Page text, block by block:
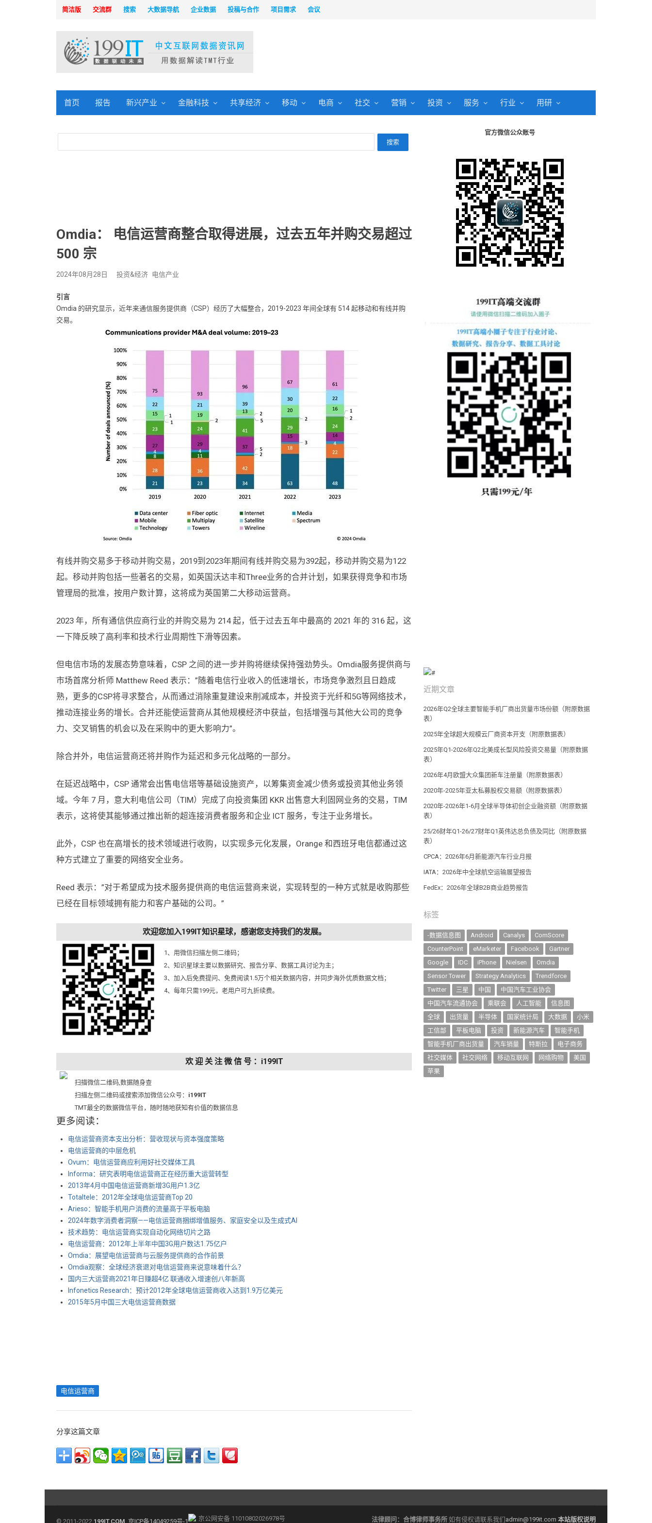
简洁版 交流群 搜索 大数据导航 企业数据 投稿与合作 项目需求 会议
首页 报告 新兴产业 金融科技 共享经济 移动 电商 社交 营销 投资 服务 行业 用研
Omdia： 电信运营商整合取得进展，过去五年并购交易超过
500 宗
2024年08月28日 投资&经济 电信产业
引言
Omdia 的研究显示，近年来通信服务提供商（CSP）经历了大幅整合，2019-2023 年间全球有 514 起移动和有线并购
交易。
有线并购交易多于移动并购交易，2019到2023年期间有线并购交易为392起，移动并购交易为122
起。移动并购包括一些著名的交易，如英国沃达丰和Three业务的合并计划，如果获得竞争和市场
管理局的批准，按用户数计算，这将成为英国第二大移动运营商。
2023 年，所有通信供应商行业的并购交易为 214 起，低于过去五年中最高的 2021 年的 316 起，这
一下降反映了高利率和技术行业周期性下滑等因素。
但电信市场的发展态势意味着，CSP 之间的进一步并购将继续保持强劲势头。Omdia服务提供商与
市场首席分析师 Matthew Reed 表示：”随着电信行业收入的低速增长，市场竞争激烈且日趋成
熟，更多的CSP将寻求整合，从而通过消除重复建设来削减成本，并投资于光纤和5G等网络技术，
推动连接业务的增长。合并还能使运营商从其他规模经济中获益，包括增强与其他大公司的竞争
力、交叉销售的机会以及在采购中的更大影响力”。
除合并外，电信运营商还将并购作为延迟和多元化战略的一部分。
在延迟战略中，CSP 通常会出售电信塔等基础设施资产，以筹集资金减少债务或投资其他业务领
域。今年 7 月，意大利电信公司（TIM）完成了向投资集团 KKR 出售意大利固网业务的交易，TIM
表示，这将使其能够通过推出新的超连接消费者服务和企业 ICT 服务，专注于业务增长。
此外，CSP 也在高增长的技术领域进行收购，以实现多元化发展，Orange 和西班牙电信都通过这
种方式建立了重要的网络安全业务。
Reed 表示：”对于希望成为技术服务提供商的电信运营商来说，实现转型的一种方式就是收购那些
已经在目标领域拥有能力和客户基础的公司。”
欢迎您加入199IT知识星球，感谢您支持我们的发展。
1、用微信扫描左侧二维码；
2、知识星球主要以数据研究、报告分享、数据工具讨论为主；
3、加入后免费提问、免费阅读1.5万个相关数据内容，并同步海外优质数据文档；
4、每年只需199元，老用户可九折续费。
欢 迎 关 注 微 信 号 ：i199IT
扫描微信二维码,数据随身查
扫描左侧二维码或搜索添加微信公众号： i199IT
TMT最全的数据微信平台，随时随地获知有价值的数据信息
更多阅读：
电信运营商资本支出分析：营收现状与资本强度策略
电信运营商的中层危机
Ovum：电信运营商应利用好社交媒体工具
Informa：研究表明电信运营商正在经历重大运营转型
2013年4月中国电信运营商新增3G用户1.3亿
Totaltele：2012年全球电信运营商Top 20
Arieso：智能手机用户消费的流量高于平板电脑
2024年数字消费者洞察——电信运营商捆绑增值服务、家庭安全以及生成式AI
技术趋势：电信运营商实现自动化网络切片之路
电信运营商：2012年上半年中国3G用户数达1.75亿户
Omdia：展望电信运营商与云服务提供商的合作前景
Omdia观察：全球经济衰退对电信运营商来说意味着什么？
国内三大运营商2021年日赚超4亿 联通收入增速创八年新高
Infonetics Research：预计2012年全球电信运营商收入达到1.9万亿美元
2015年5月中国三大电信运营商数据
电信运营商
分享这篇文章
官方微信公众账号
近期文章
2026年Q2全球主要智能手机厂商出货量市场份额（附原数据
表） ​​​
2025年全球超大规模云厂商资本开支（附原数据表） ​​​
2025年Q1-2026年Q2北美成长型风险投资交易量（附原数据
表） ​​​
2026年4月欧盟大众集团新车注册量（附原数据表） ​​​
2020年-2025年亚太私募股权交易额（附原数据表） ​​​
2020年-2026年1-6月全球半导体初创企业融资额（附原数据
表） ​​​
25/26财年Q1-26/27财年Q1英伟达总负债及同比（附原数据
表） ​​​
CPCA：2026年6月新能源汽车行业月报
IATA：2026年中全球航空运输展望报告
FedEx：2026年全球B2B商业趋势报告
标签
-数据信息图 Android Canalys
ComScore
CounterPoint
eMarketer Facebook
Gartner
Google
IDC iPhone Nielsen
Omdia
Sensor Tower
Strategy Analytics
Trendforce
Twitter
三星 中国
中国汽车工业协会
中国汽车流通协会
乘联会 人工智能
信息图
全球
出货量 半导体 国家统计局 大数据
小米
工信部
平板电脑 投资 新能源汽车
智能手机
智能手机厂商出货量
汽车销量 特斯拉
电子商务
社交媒体
社交网络 移动互联网 网络购物
美国
苹果
© 2011-2022 199IT.COM 京ICP备14049259号-1 京公网安备 11010802026978号 法律顾问： 合博律师事务所 如有侵权请联系我们 admin@199it.com 本站版权说明